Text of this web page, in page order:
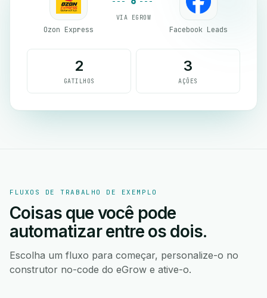
Ozon Express
VIA EGROW
Facebook Leads
2
GATILHOS
3
AÇÕES
FLUXOS DE TRABALHO DE EXEMPLO
Coisas que você pode
automatizar entre os dois.
Escolha um fluxo para começar, personalize-o no
construtor no-code do eGrow e ative-o.